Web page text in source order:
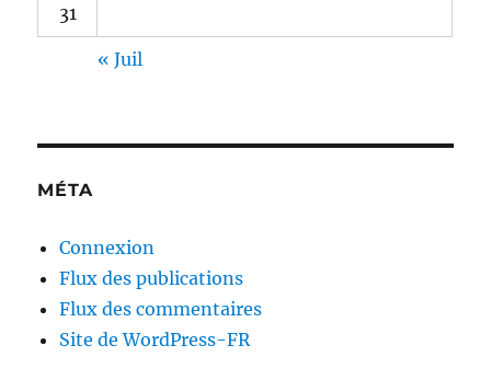
31
« Juil
MÉTA
Connexion
Flux des publications
Flux des commentaires
Site de WordPress-FR